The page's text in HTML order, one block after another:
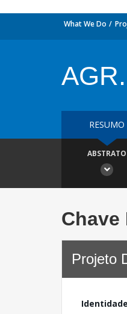
What We Do
RESUMO
ABSTRATO
Chave
Projeto